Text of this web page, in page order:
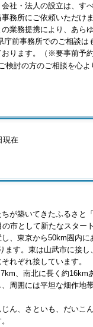
社・法人の設立は、す
務所にご依頼いただけ
業務提携により、あら
庁前事務所でのご相談は
ります。（※要事前予約
検討の方のご相談を心よ
現在
が築いてきたふるさと
市として新たなスター
、東京から50km圏内
ます。東は山武市に接
れぞれ接しています。
、南北に長く約16km
周囲には平坦な畑作地
ん、さといも、だいこ